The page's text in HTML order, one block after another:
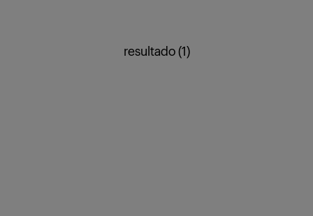
resultado (1)